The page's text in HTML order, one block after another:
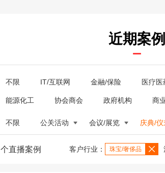
近期案例
不限 IT/互联网 金融/保险 医疗医
能源化工 协会商会 政府机构 商
不限 公关活动 会议/展览 庆典/仪
个直播案例 客户行业： 珠宝/奢侈品